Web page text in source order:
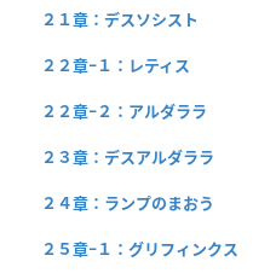
２１章：デスソシスト
２２章−１：レティス
２２章−２：アルダララ
２３章：デスアルダララ
２４章：ランプのまおう
２５章−１：グリフィンクス